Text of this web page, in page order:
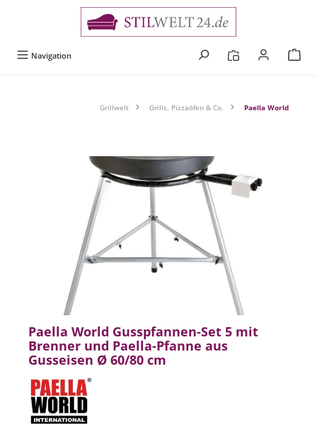
Navigation
Grillwelt Grills, Pizzaöfen & Co. Paella World
Bildergalerie überspringen
Paella World Gusspfannen-Set 5 mit
Brenner und Paella-Pfanne aus
Gusseisen Ø 60/80 cm